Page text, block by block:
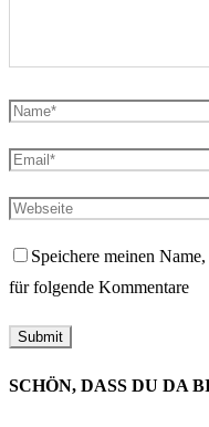
Speichere meinen
für folgende Kommentare
SCHÖN, DASS DU DA